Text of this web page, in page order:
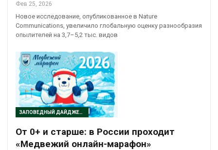
Фев 25, 2026
Новое исследование, опубликованное в Nature
Communications, увеличило глобальную оценку разнообразия
опылителей на 3,7–5,2 тыс. видов
ЗАПОВЕДНЫЙ ДАЙДЖЕСТ
От 0+ и старше: в России проходит
«Медвежий онлайн-марафон»